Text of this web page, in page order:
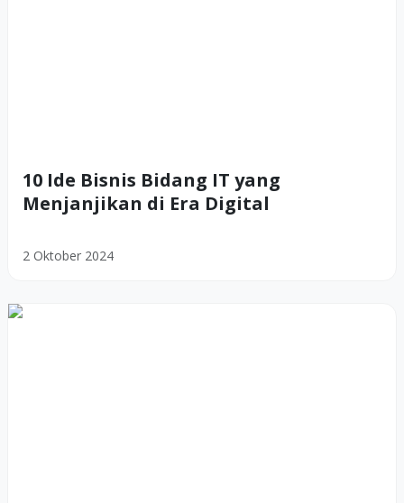
10 Ide Bisnis Bidang IT yang
Menjanjikan di Era Digital
2 Oktober 2024